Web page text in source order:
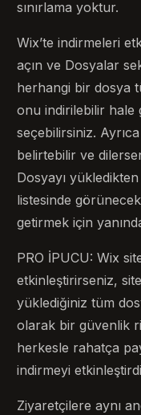
sınırlama yoktur.
Wix’te indirmeleri
açın ve Dosyalar
herhangi bir dosya
onu indirilebilir hale
seçebilirsiniz. Ayrıca
belirtebilir ve
Dosyayı
listesinde
getirmek için
PRO İPUCU: Wix
etkinleştirirseniz,
yüklediğiniz tüm
olarak bir güvenlik
herkesle rahatça
indirmeyi
Ziyaretçilere aynı